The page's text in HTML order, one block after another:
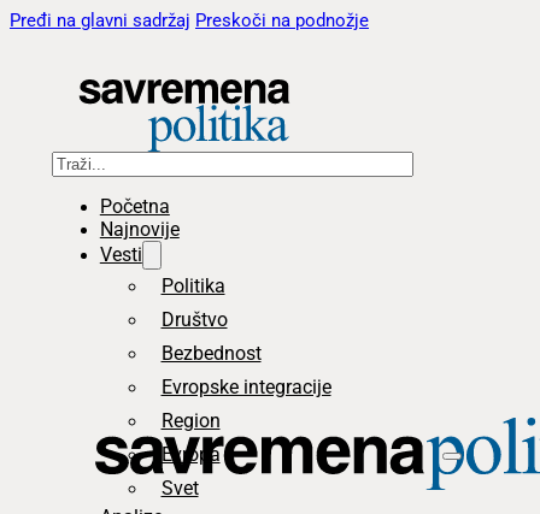
Pređi na glavni sadržaj Preskoči na podnožje
Pretraga
Početna
Najnovije
Vesti
Politika
Društvo
Bezbednost
Evropske integracije
Region
Evropa
Svet